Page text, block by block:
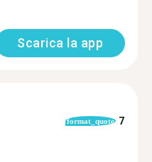
Scarica la app
format_quote 7